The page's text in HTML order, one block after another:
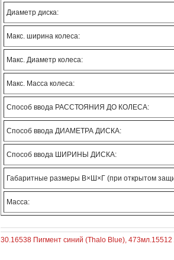
Диаметр диска:
Макс. ширина колеса:
Макс. Диаметр колеса:
Макс. Масса колеса:
Способ ввода РАССТОЯНИЯ ДО КОЛЕСА:
Способ ввода ДИАМЕТРА ДИСКА:
Способ ввода ШИРИНЫ ДИСКА:
Габаритные размеры В×Ш×Г (при открытом
Масса:
30.16538 Пигмент синий (Thalo Blue), 473мл.15512